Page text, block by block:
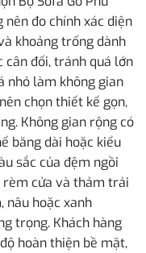
nên đo chính xác diện
khoảng trống dành
cân đối, tránh quá lớn
nhỏ làm không gian
chọn thiết kế gọn,
Không gian rộng có
băng dài hoặc kiểu
sắc của đệm ngồi
rèm cửa và thảm trải
nâu hoặc xanh
trọng. Khách hàng
hoàn thiện bề mặt,